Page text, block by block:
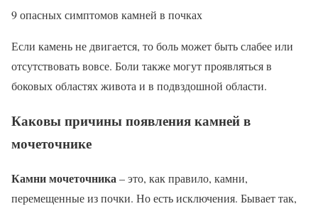
9 опасных симптомов камней в почках
Если камень не двигается, то боль может быть слабее или
отсутствовать вовсе. Боли также могут проявляться в
боковых областях живота и в подвздошной области.
Каковы причины появления камней в
мочеточнике
Камни мочеточника– это, как правило, камни,
перемещенные из почки. Но есть исключения. Бывает так,